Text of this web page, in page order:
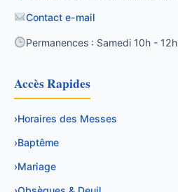
Contact e-mail
Permanences : Samedi 10h - 12h
Accès Rapides
›Horaires des Messes
›Baptême
›Mariage